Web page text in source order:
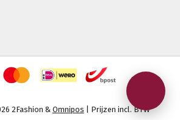
2Fashion & Omnipos | Prijzen incl. BTW